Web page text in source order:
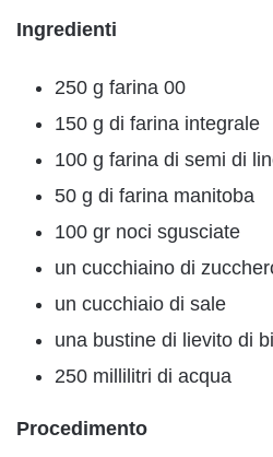
Ingredienti
250 g farina 00
150 g di farina integrale
100 g farina di semi di
50 g di farina manitoba
100 gr noci sgusciate
un cucchiaino di
un cucchiaio di sale
una bustine di lievito di
250 millilitri di acqua
Procedimento